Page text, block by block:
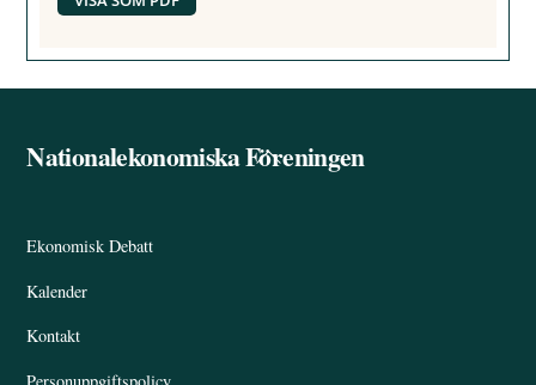
Back
Nationalekonomiska Föreningen
Ekonomisk Debatt
Kalender
Kontakt